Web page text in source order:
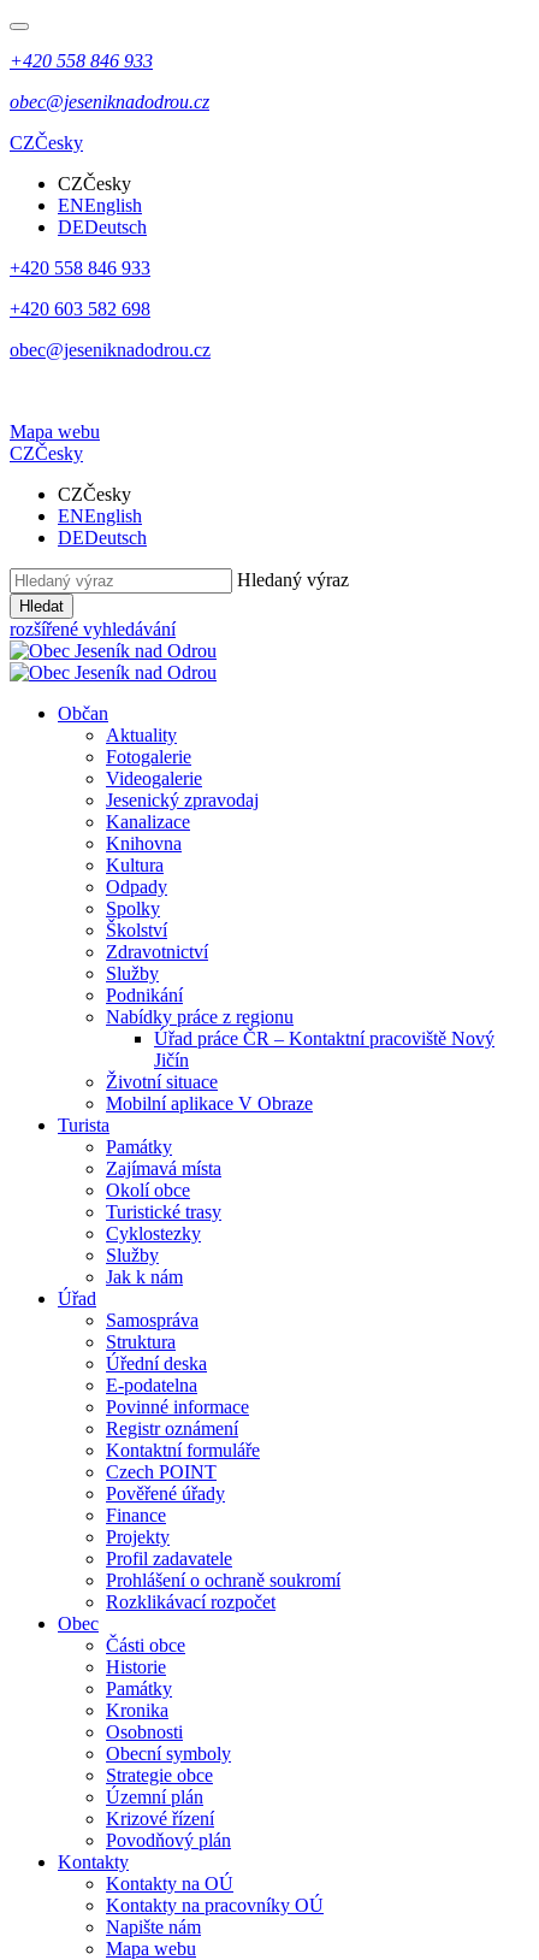
+420 558 846 933
obec@jeseniknadodrou.cz
CZČesky
CZČesky
ENEnglish
DEDeutsch
+420 558 846 933
+420 603 582 698
obec@jeseniknadodrou.cz
Mapa webu
CZČesky
CZČesky
ENEnglish
DEDeutsch
Hledaný výraz
Hledat
rozšířené vyhledávání
Občan
Aktuality
Fotogalerie
Videogalerie
Jesenický zpravodaj
Kanalizace
Knihovna
Kultura
Odpady
Spolky
Školství
Zdravotnictví
Služby
Podnikání
Nabídky práce z regionu
Úřad práce ČR – Kontaktní pracoviště Nový
Jičín
Životní situace
Mobilní aplikace V Obraze
Turista
Památky
Zajímavá místa
Okolí obce
Turistické trasy
Cyklostezky
Služby
Jak k nám
Úřad
Samospráva
Struktura
Úřední deska
E-podatelna
Povinné informace
Registr oznámení
Kontaktní formuláře
Czech POINT
Pověřené úřady
Finance
Projekty
Profil zadavatele
Prohlášení o ochraně soukromí
Rozklikávací rozpočet
Obec
Části obce
Historie
Památky
Kronika
Osobnosti
Obecní symboly
Strategie obce
Územní plán
Krizové řízení
Povodňový plán
Kontakty
Kontakty na OÚ
Kontakty na pracovníky OÚ
Napište nám
Mapa webu